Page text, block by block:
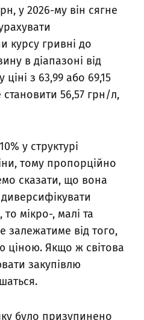
у 2026-му він сягне
курсу гривні до
в діапазоні від
з 63,99 або 69,15
56,57 грн/л,
у структурі
тому пропорційно
сказати, що вона
мікро-, малі та
залежатиме від того,
ціною. Якщо ж світова
закупівлю
було призупинено